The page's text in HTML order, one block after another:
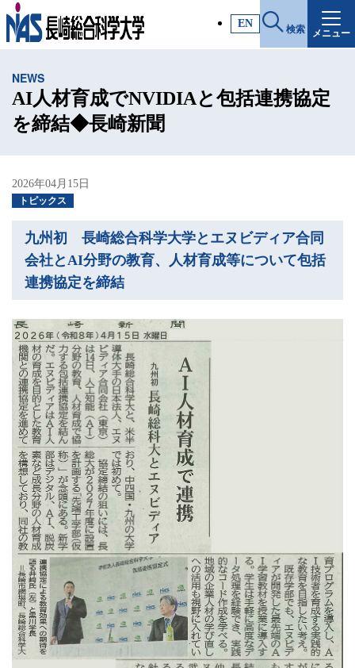
EN 検索 メニュー
施設・アクセス
入試情報
各種証明書
一般・社会人の方
卒業生の方
学生・教職員の方
お問い合わせ
緊急時のお知らせ
このサイトについて
プライバシーポリシー
お問い合わせフォーム
閉じる
NEWS
AI人材育成でNVIDIAと包括連携協定
を締結◆長崎新聞
2026年04月15日
トピックス
九州初 長崎総合科学大学とエヌビディア合同
会社とAI分野の教育、人材育成等について包括
連携協定を締結